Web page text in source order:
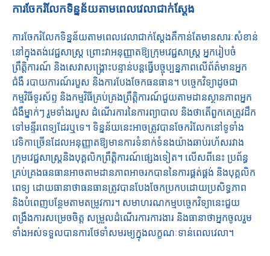
ការចែករំលែកទិន្នន័យតាមពេលវេលាជាក់ស្តែង
ការចែករំលែកទិន្នន័យតាមពេលវេលាជាក់ស្តែងគឺកាន់តែមានសារៈសំខាន់
នៅក្នុងតង់វេជ្ជសាស្ត្រ ព្រោះវាអនុញ្ញាតឱ្យក្រុមវេជ្ជសាស្ត្រ អ្នករៀបចំ
ព្រឹត្តិការណ៍ និងសេវាសង្គ្រោះបន្ទាន់បន្តធ្វើបច្ចុប្បន្នភាពលើព័ត៌មានអ្នក
ជំងឺ របាយការណ៍របួស និងការបែងចែកធនធាន។ បច្ចេកវិទ្យាដូចជា
កម្មវិធីទូរស័ព្ទ និងកម្មវិធីគ្រប់គ្រងព្រឹត្តិការណ៍ជួយតាមដានស្ថានភាពអ្នក
ជំងឺម្នាក់ៗ រួមទាំងរបួស ដំណើរការនៃការព្យាបាល និងថាតើពួកគេត្រូវដឹក
ទៅមន្ទីរពេទ្យដែរឬទេ។ ទិន្នន័យ​នេះ​អាច​ត្រូវ​បាន​ចែក​រំលែក​នៅ​ទូទាំង​
វេទិកា​ច្រើន​ដែល​អនុញ្ញាត​ឱ្យ​មាន​ការ​ទំនាក់​ទំនង​យ៉ាង​ឆាប់​រហ័ស​រវាង​
ក្រុម​វេជ្ជ​សា​ស្រ្ត​និង​បុគ្គលិក​ព្រឹត្តិការណ៍​ផ្សេង​ទៀត​។ លើសពីនេះ ប្រព័ន្ធ
គ្រប់គ្រងធនធានអាចតាមដានភាពអាចរកបាននៃការផ្គត់ផ្គង់ និងបុគ្គលិក
ពេទ្យ ដោយធានាថាធនធានត្រូវបានបែងចែកប្រកបដោយប្រសិទ្ធភាព
និងបំពេញបន្ថែមតាមតម្រូវការ។ សមាហរណកម្មបច្ចេកវិទ្យានេះជួយ
ពង្រឹងការសម្រេចចិត្ត សម្រួលដំណើរការការងារ និងធានាថាអ្នកចូលរួម
ទាំងអស់ទទួលបានការថែទាំសមរម្យក្នុងលក្ខណៈទាន់ពេលវេលា។